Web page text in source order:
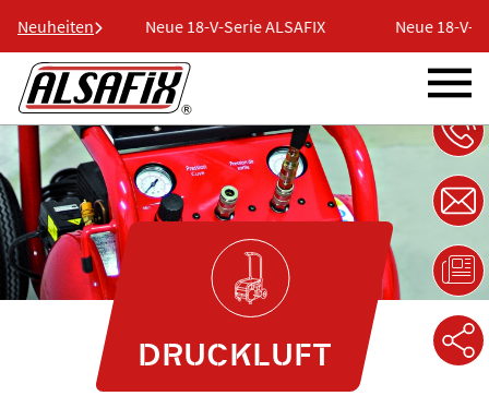
Neuheiten
ALSAFIX Neue 18-V-Serie ALSAFIX Neue 18-V-
DRUCKLUFT